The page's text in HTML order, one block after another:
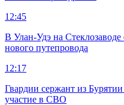
12:45
В Улан-Удэ на Стеклозаводе
нового путепровода
12:17
Гвардии сержант из
участие в СВО